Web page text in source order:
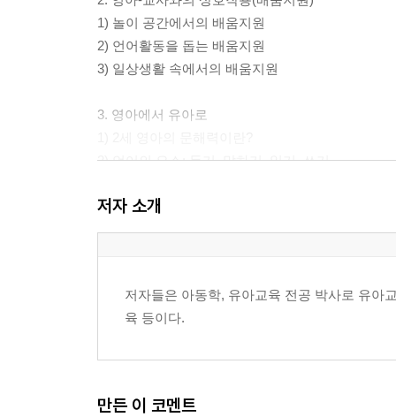
1) 놀이 공간에서의 배움지원
2) 언어활동을 돕는 배움지원
3) 일상생활 속에서의 배움지원
3. 영아에서 유아로
2) 언어의 요소: 듣기, 말하기, 읽기, 쓰기
CHAPTER 2. 매체를 활용한 언어교육의 실제
2) 잘잘잘 123
저자 소개
저자들은 아동학, 유아교육 전공 박사로 유아
육 등이다.
만든 이 코멘트